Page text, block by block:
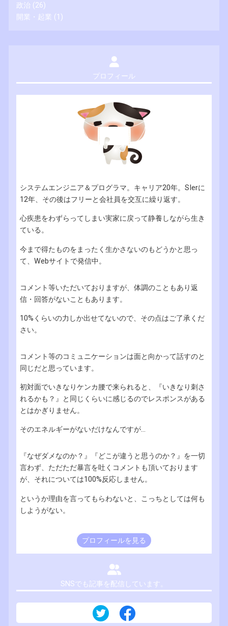
政治 (26)
開業・起業 (1)
プロフィール
システムエンジニア＆プログラマ。キャリア20年。SIerに
12年、その後はフリーと会社員を交互に繰り返す。
心疾患をわずらってしまい実家に戻って静養しながら生き
ている。
今まで得たものをまったく生かさないのもどうかと思っ
て、Webサイトで発信中。
コメント等いただいておりますが、体調のこともあり返
信・回答がないこともあります。
10%くらいの力しか出せてないので、その点はご了承くだ
さい。
コメント等のコミュニケーションは面と向かって話すのと
同じだと思っています。
初対面でいきなりケンカ腰で来られると、『いきなり刺さ
れるかも？』と同じくらいに感じるのでレスポンスがある
とはかぎりません。
そのエネルギーがないだけなんですが...
『なぜダメなのか？』『どこが違うと思うのか？』を一切
言わず、ただただ暴言を吐くコメントも頂いております
が、それについては100%反応しません。
というか理由を言ってもらわないと、こっちとしては何も
しようがない。
プロフィールを見る
SNSでも記事を配信しています。